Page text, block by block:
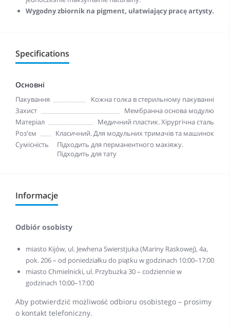
Wygodny zbiornik na pigment, ułatwiający pracę artysty.
Specifications
Основні
Пакування
Кожна голка в стерильному пакуванні
Захист
Мембранна основа модулю
Матеріал
Медичний пластик. Хірургічна сталь
Роз'єм
Класичний. Для модульних тримачів та машинок
Сумісність
Підходить для перманентного макіяжу.
Підходить для тату
Informacje
Odbiór osobisty
miasto Kijów, ul. Jewhena Swierstjuka (Mariny Raskowej), 4a,
pok. 206 – od poniedziałku do piątku w godzinach 10:00–17:00
miasto Chmielnicki, ul. Przybuzka 30 – codziennie w
godzinach 10:00–17:00
Aby potwierdzić możliwość odbioru osobistego – prosimy
o kontakt telefoniczny.